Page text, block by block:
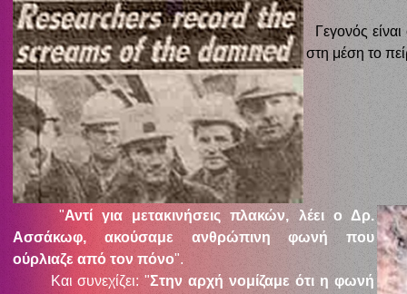
Γεγονός είναι
στη μέση το
"Αντί για μετακινήσεις πλακών, λέει οΔρ.
Ασσάκωφ, ακούσαμε ανθρώπινη φωνή που
ούρλιαζε από τον πόνο".
Και συνεχίζει: "Στην αρχή νομίζαμε ότι η φωνή